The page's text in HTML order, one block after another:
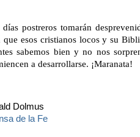
postreros tomarán
que esos cristianos locos y su
sabemos bien y no nos
a desarrollarse. ¡Maranata!
Dolmus
de la Fe